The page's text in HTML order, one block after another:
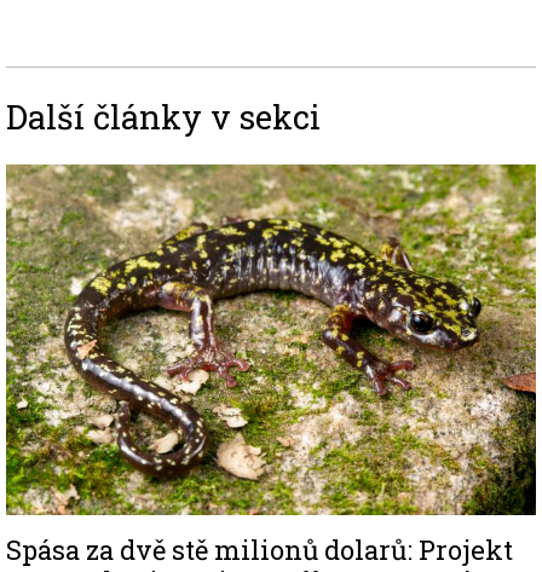
Další články v sekci
Image
Spása za dvě stě milionů dolarů: Projekt